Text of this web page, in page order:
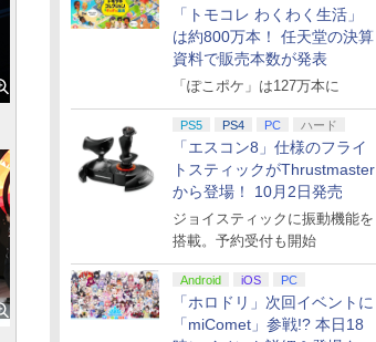
「トモコレ わくわく生活」
は約800万本！ 任天堂の決算
資料で販売本数が発表
「ぽこポケ」は127万本に
PS5 PS4 PC ハード
「エスコン8」仕様のフライ
トスティックがThrustmaster
から登場！ 10月2日発売
ジョイスティックに振動機能を
搭載。予約受付も開始
Android iOS PC
「ホロドリ」次回イベントに
「miComet」参戦!? 本日18